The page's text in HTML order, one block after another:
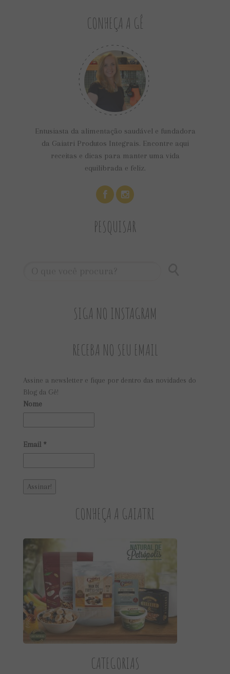
CONHEÇA A GÊ
Entusiasta da alimentação saudável e fundadora
da Gaiatri Produtos Integrais. Encontre aqui
receitas e dicas para manter uma vida
equilibrada e feliz.
PESQUISAR
SIGA NO INSTAGRAM
RECEBA NO SEU EMAIL
Assine a newsletter e fique por dentro das novidades do
Blog da Gê!
Nome
Email *
CONHEÇA A GAIATRI
CATEGORIAS